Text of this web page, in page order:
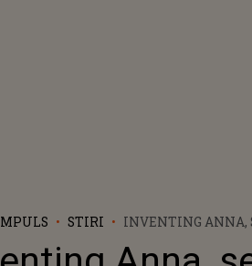
STIRI
INVENTING ANNA,
FILMULUI A UIMIT